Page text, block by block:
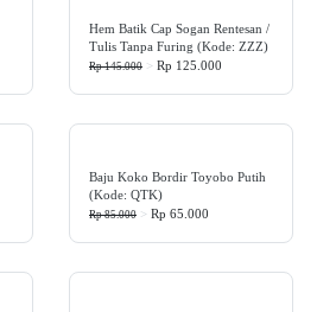
Hem Batik Cap Sogan Rentesan /
Tulis Tanpa Furing (Kode: ZZZ)
Rp 145.000 > Rp 125.000
Baju Koko Bordir Toyobo Putih
(Kode: QTK)
Rp 85.000 > Rp 65.000